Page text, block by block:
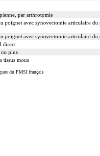
par arthrotomie
poignet avec synovectomie articulaire
poignet avec synovectomie articulaire
direct
ou plus
tissus mous
du PMSI français